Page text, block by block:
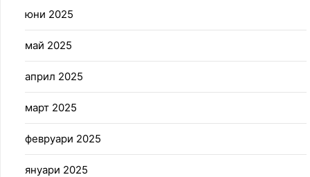
юни 2025
май 2025
април 2025
март 2025
февруари 2025
януари 2025